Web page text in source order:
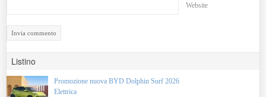
Website
Listino
Promozione nuova BYD Dolphin Surf 2026
Elettrica